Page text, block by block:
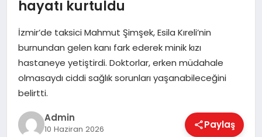
EĞITIM
EKONOMI
MAGAZIN
hayatı kurtuldu
İzmir’de taksici Mahmut Şimşek, Esila Kıreli’nin
burnundan gelen kanı fark ederek minik kızı
hastaneye yetiştirdi. Doktorlar, erken müdahale
olmasaydı ciddi sağlık sorunları yaşanabileceğini
belirtti.
Admin
10 Haziran 2026 Paylaş